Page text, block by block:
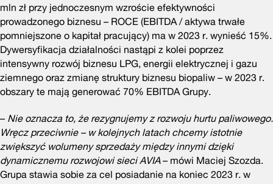
mln zł przy jednoczesnym wzroście efektywności
prowadzonego biznesu – ROCE (EBITDA / aktywa trwałe
pomniejszone o kapitał pracujący) ma w 2023 r. wynieść 15%.
Dywersyfikacja działalności nastąpi z kolei poprzez
intensywny rozwój biznesu LPG, energii elektrycznej i gazu
ziemnego oraz zmianę struktury biznesu biopaliw – w 2023 r.
obszary te mają generować 70% EBITDA Grupy.
– Nie oznacza to, że rezygnujemy z rozwoju hurtu paliwowego.
Wręcz przeciwnie – w kolejnych latach chcemy istotnie
zwiększyć wolumeny sprzedaży między innymi dzięki
dynamicznemu rozwojowi sieci AVIA– mówi Maciej Szozda.
Grupa stawia sobie za cel posiadanie na koniec 2023 r. w